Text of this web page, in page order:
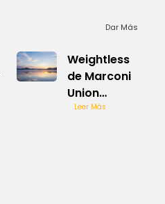
Dar Más
Weightless
de Marconi
Union
relajante
Leer Más